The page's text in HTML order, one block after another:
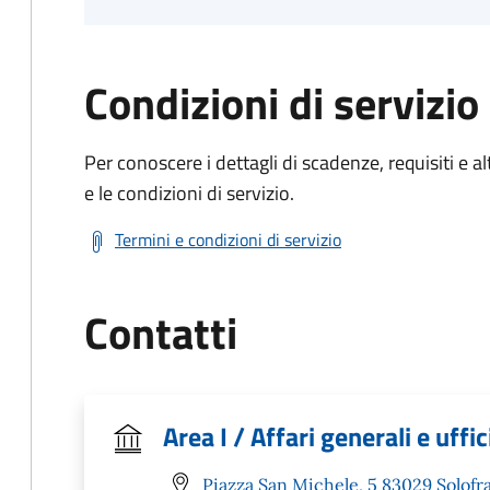
Condizioni di servizio
Per conoscere i dettagli di scadenze, requisiti e
e le condizioni di servizio.
Termini e condizioni di servizio
Contatti
Area I / Affari generali e
Piazza San Michele, 5 83029